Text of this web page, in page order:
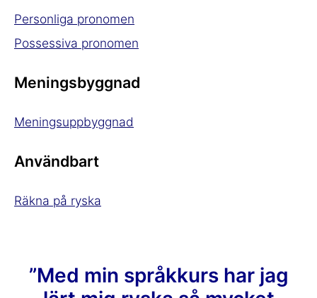
Personliga pronomen
Possessiva pronomen
Meningsbyggnad
Meningsuppbyggnad
Användbart
Räkna på ryska
”Med min språkkurs har jag